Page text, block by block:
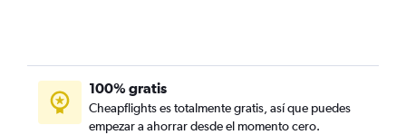
100% gratis
Cheapflights es totalmente gratis, así que puedes
empezar a ahorrar desde el momento cero.